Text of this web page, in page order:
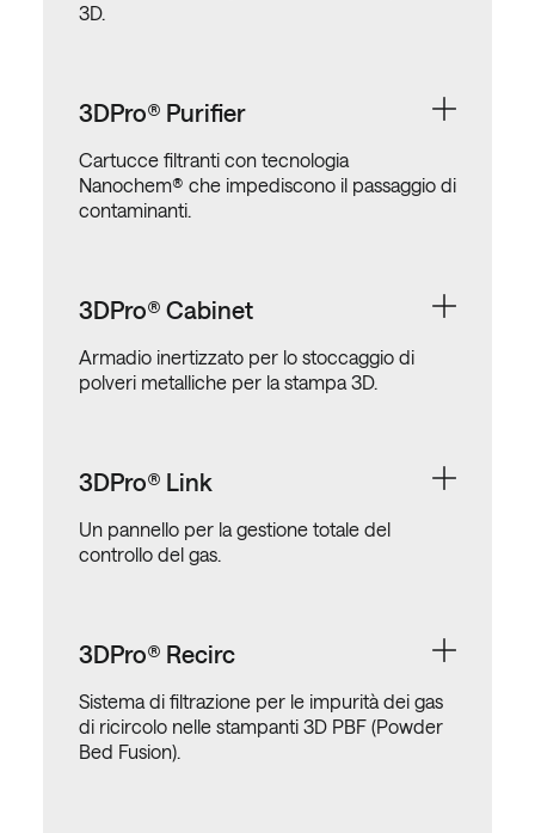
3D.
3DPro® Purifier
Cartucce filtranti con tecnologia
Nanochem® che impediscono il passaggio di
contaminanti.
3DPro® Cabinet
Armadio inertizzato per lo stoccaggio di
polveri metalliche per la stampa 3D.
3DPro® Link
Un pannello per la gestione totale del
controllo del gas.
3DPro® Recirc
Sistema di filtrazione per le impurità dei gas
di ricircolo nelle stampanti 3D PBF (Powder
Bed Fusion).